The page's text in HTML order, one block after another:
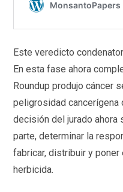
Este veredicto
En esta fase ahora
Roundup produjo cáncer
peligrosidad cancerígena
decisión del jurado ahora
parte, determinar la
fabricar, distribuir y
herbicida.